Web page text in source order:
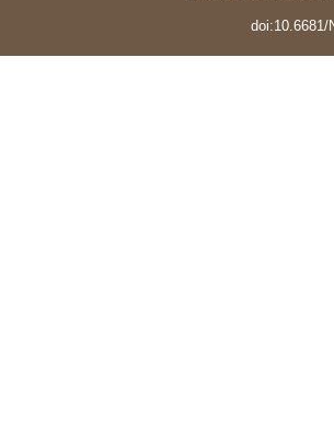
doi:10.6681/